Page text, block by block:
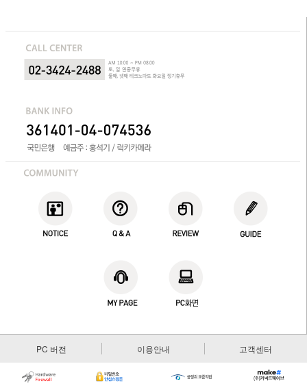
PC 버전 이용안내 고객센터